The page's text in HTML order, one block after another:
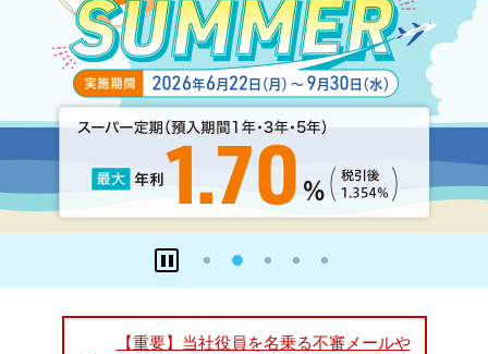
【重要】当社役員を名乗る不審メールや